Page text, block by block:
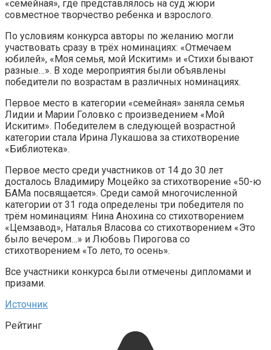
«семейная», где представлялось на суд жюри
совместное творчество ребенка и взрослого.
По условиям конкурса авторы по желанию могли
участвовать сразу в трёх номинациях: «Отмечаем
юбилей», «Моя семья, мой Искитим» и «Стихи бывают
разные…». В ходе мероприятия были объявлены
победители по возрастам в различных номинациях.
Первое место в категории «семейная» заняла семья
Лидии и Марии Головко с произведением «Мой
Искитим». Победителем в следующей возрастной
категории стала Ирина Лукашова за стихотворение
«Библиотека».
Первое место среди участников от 14 до 30 лет
досталось Владимиру Моцейко за стихотворение «50-ю
БАМа посвящается». Среди самой многочисленной
категории от 31 года определены три победителя по
трём номинациям: Нина Анохина со стихотворением
«Цемзавод», Наталья Власова со стихотворением «Это
было вечером…» и Любовь Пирогова со
стихотворением «То лето, то осень».
Все участники конкурса были отмечены дипломами и
призами.
Источник
Рейтинг